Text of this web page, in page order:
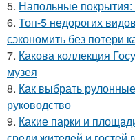
5. Напольные
6. Топ-5 недорогих
сэкономить без потери
7. Какова коллекция
музея
8. Как выбрать
руководство
9. Какие парки и